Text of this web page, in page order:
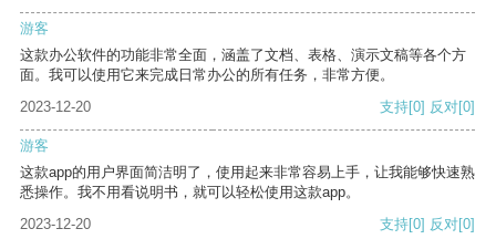
游客
这款办公软件的功能非常全面，涵盖了文档、表格、演示文稿等各个方
面。我可以使用它来完成日常办公的所有任务，非常方便。
2023-12-20
支持[0] 反对[0]
游客
这款app的用户界面简洁明了，使用起来非常容易上手，让我能够快速熟
悉操作。我不用看说明书，就可以轻松使用这款app。
2023-12-20
支持[0] 反对[0]